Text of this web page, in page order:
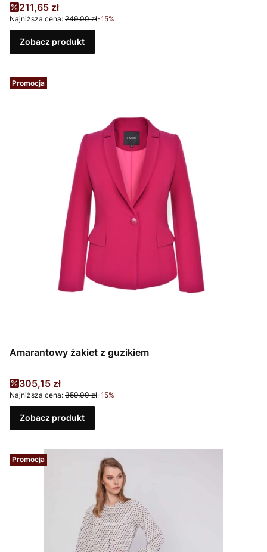
Cena promocyjna
211,65 zł
Najniższa cena: 249,00 zł-15%
Zobacz produkt
Promocja
Amarantowy żakiet z guzikiem
Cena promocyjna
305,15 zł
Najniższa cena: 359,00 zł-15%
Zobacz produkt
Promocja